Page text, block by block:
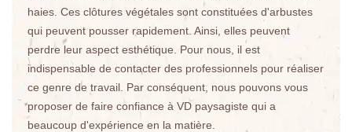
haies. Ces clôtures végétales sont constituées d'arbustes
qui peuvent pousser rapidement. Ainsi, elles peuvent
perdre leur aspect esthétique. Pour nous, il est
indispensable de contacter des professionnels pour réaliser
ce genre de travail. Par conséquent, nous pouvons vous
proposer de faire confiance à VD paysagiste qui a
beaucoup d'expérience en la matière.